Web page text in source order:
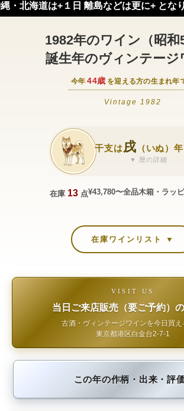
日 離島などは更に+ となります。）
1982年のワイン（昭和
誕生年のヴィンテージ
今年 44歳 を迎える方の生まれ年
Vintage 1982
干支は戌 （いぬ）
▼ 暦の詳細
在庫 13 点¥43,780〜全品木箱・ラッ
在庫ワインリスト ▼
VISIT US
当日ご来店販売（要ご予約）
古酒・ヴィンテージワインを今日買え
東京都港区白金台2-7-1
この年の作柄・出来・評